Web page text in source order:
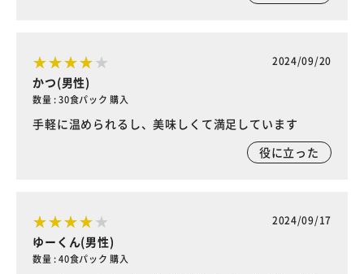
2024/09/20
かつ(男性)
数量 : 30食パック 購入
手軽に温められるし、美味しくて満足しています
役に立った
2024/09/17
ゆーくん(男性)
数量 : 40食パック 購入